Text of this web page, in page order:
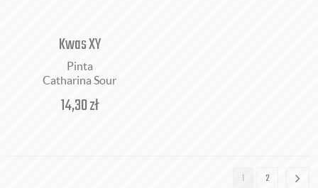
Kwas XY
Pinta
Catharina Sour
14,30zł
1 2